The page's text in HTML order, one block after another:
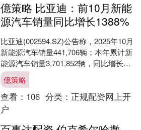
億策略 比亚迪：前10月新能
源汽车销量同比增长1388%
比亚迪(002594.SZ)公告称，2025年10月
新能源汽车销量441,706辆；本年累计新
能源汽车销量3,701,852辆，同比增长
13.88%。此外，公司....
億策略
查看： 106 分类： 正规配资网上开
户